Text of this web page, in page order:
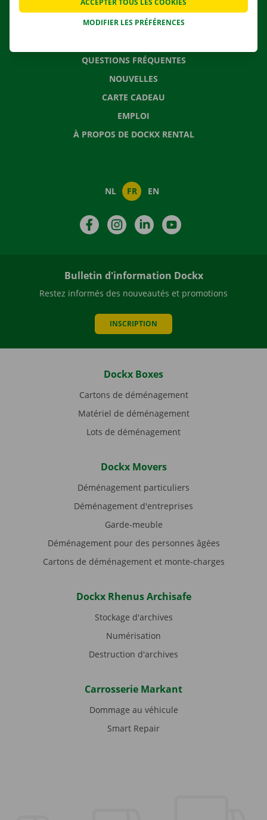
QUESTIONS FRÉQUENTES
NOUVELLES
CARTE CADEAU
EMPLOI
À PROPOS DE DOCKX RENTAL
NL FR EN
FacebookInstagramLinkedIn
Bulletin d'information Dockx
Restez informés des nouveautés et promotions
INSCRIPTION
Dockx Boxes
Cartons de déménagement
Matériel de déménagement
Lots de déménagement
Dockx Movers
Déménagement particuliers
Déménagement d'entreprises
Garde-meuble
Déménagement pour des personnes âgées
Cartons de déménagement et monte-charges
Dockx Rhenus Archisafe
Stockage d'archives
Numérisation
Destruction d'archives
Carrosserie Markant
Dommage au véhicule
Smart Repair
MODIFIER LES PRÉFÉRENCES
ACCEPTER TOUS LES COOKIES